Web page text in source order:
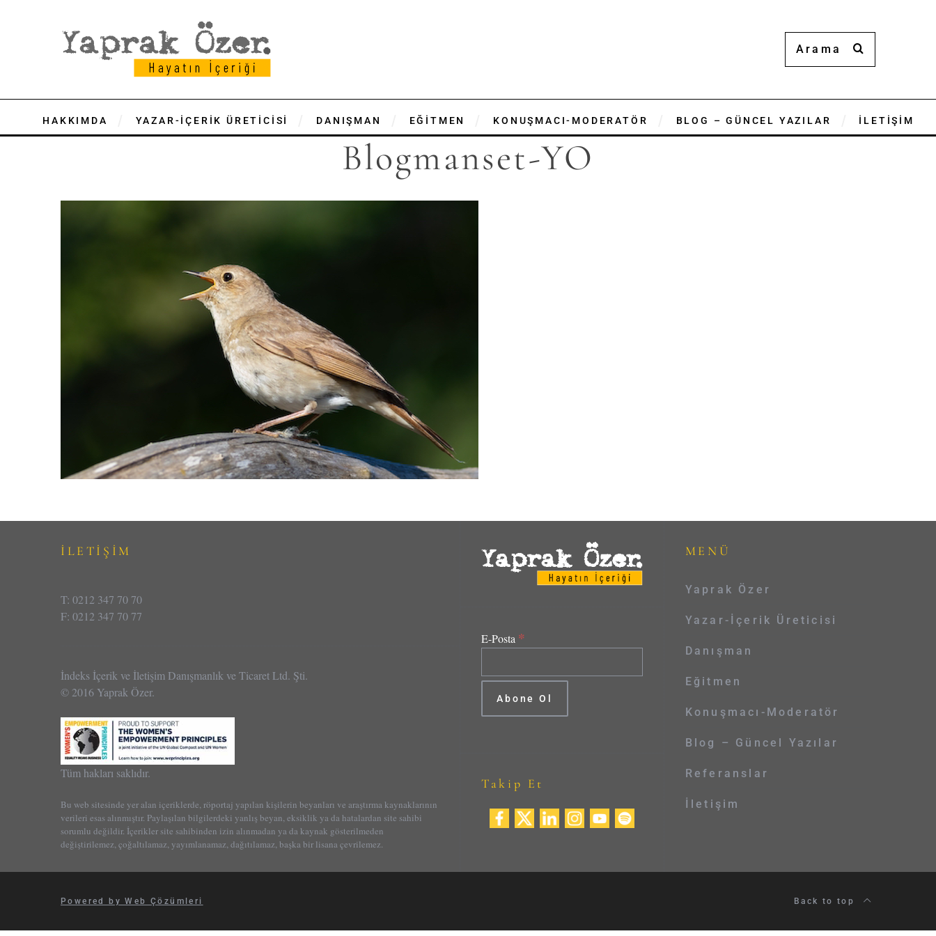
HAKKIMDA YAZAR-İÇERİK ÜRETİCİSİ DANIŞMAN EĞİTMEN KONUŞMACI-MODERATÖR BLOG – GÜNCEL YAZILAR İLETİŞİM
Blogmanset-YO
İLETİŞİM
T: 0212 347 70 70
F: 0212 347 70 77
İndeks İçerik ve İletişim Danışmanlık ve Ticaret Ltd. Şti.
© 2016 Yaprak Özer.
Tüm hakları saklıdır.
Bu web sitesinde yer alan içeriklerde, röportaj yapılan kişilerin beyanları ve araştırma kaynaklarının
verileri esas alınmıştır. Paylaşılan bilgilerdeki yanlış beyan, eksiklik ya da hatalardan site sahibi
sorumlu değildir. İçerikler site sahibinden izin alınmadan ya da kaynak gösterilmeden
değiştirilemez, çoğaltılamaz, yayımlanamaz, dağıtılamaz, başka bir lisana çevrilemez.
E-Posta *
Takip Et
MENÜ
Yaprak Özer
Yazar-İçerik Üreticisi
Danışman
Eğitmen
Konuşmacı-Moderatör
Blog – Güncel Yazılar
Referanslar
İletişim
Powered by Web Çözümleri Back to top